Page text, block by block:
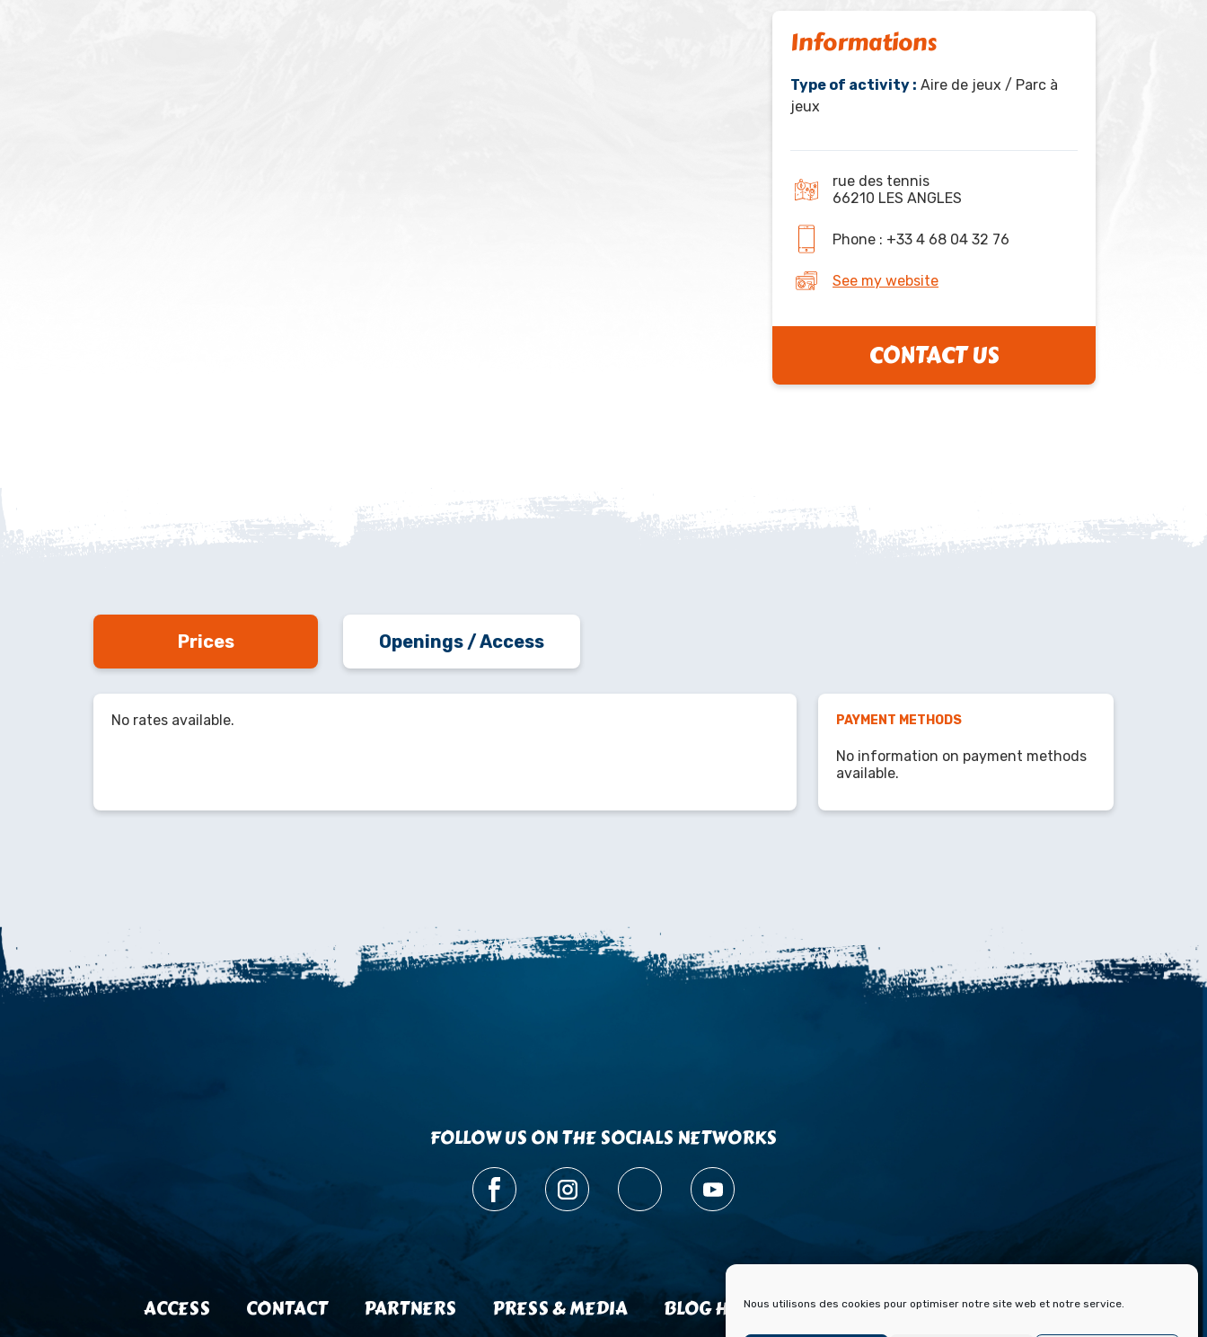
Nous utilisons des cookies pour optimiser notre site web et notre service.
Informations
Type of activity : Aire de jeux / Parc à
jeux
rue des tennis
66210 LES ANGLES
Phone : +33 4 68 04 32 76
See my website
CONTACT US
Prices Openings / Access
No rates available. PAYMENT METHODS
No information on payment methods
available.
FOLLOW US ON THE SOCIALS NETWORKS
ACCESS CONTACT PARTNERS PRESS & MEDIA BLOG HISTOIRE ET ARCHIVES DE FONT ROMEU